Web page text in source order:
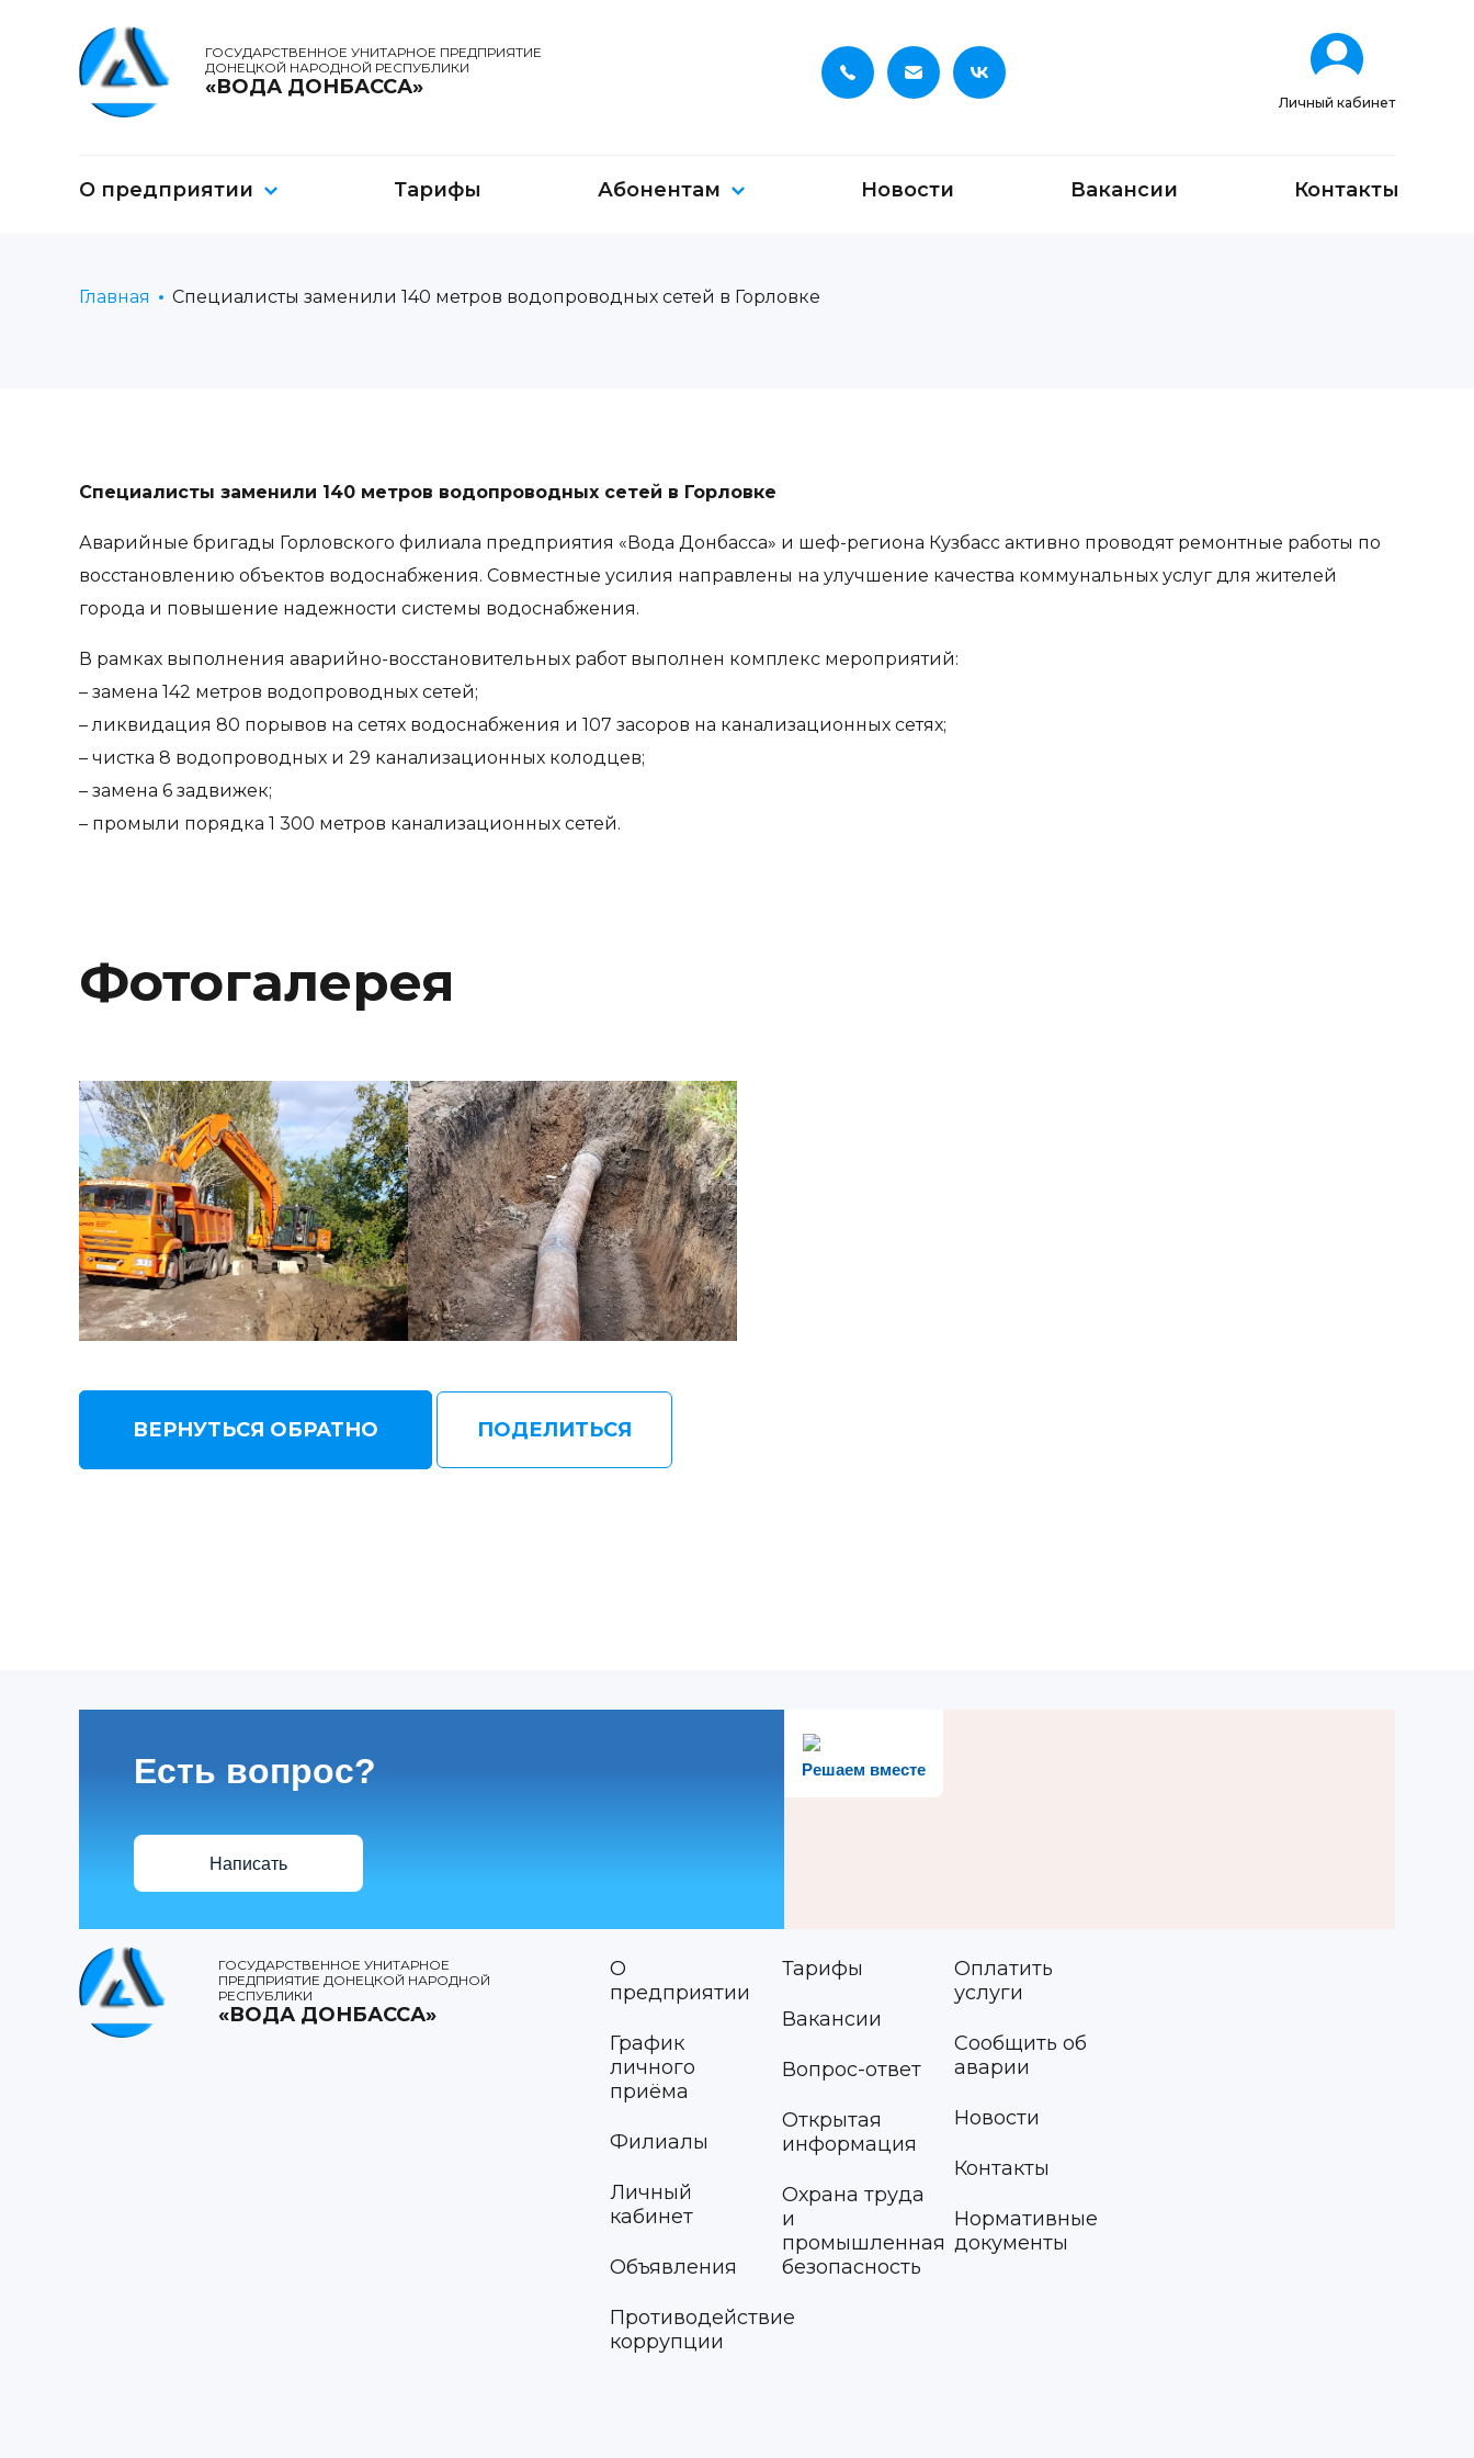
ГОСУДАРСТВЕННОЕ УНИТАРНОЕ ПРЕДПРИЯТИЕ
ДОНЕЦКОЙ НАРОДНОЙ РЕСПУБЛИКИ
«ВОДА ДОНБАССА»
Личный кабинет
О предприятии Тарифы Абонентам Новости Вакансии Контакты
Главная Специалисты заменили 140 метров водопроводных сетей в Горловке
Специалисты заменили 140 метров водопроводных сетей в Горловке
Аварийные бригады Горловского филиала предприятия «Вода Донбасса» и шеф-региона Кузбасс активно проводят ремонтные работы по
восстановлению объектов водоснабжения. Совместные усилия направлены на улучшение качества коммунальных услуг для жителей
города и повышение надежности системы водоснабжения.
В рамках выполнения аварийно-восстановительных работ выполнен комплекс мероприятий:
– замена 142 метров водопроводных сетей;
– ликвидация 80 порывов на сетях водоснабжения и 107 засоров на канализационных сетях;
– чистка 8 водопроводных и 29 канализационных колодцев;
– замена 6 задвижек;
– промыли порядка 1 300 метров канализационных сетей.
Фотогалерея
ВЕРНУТЬСЯ ОБРАТНО ПОДЕЛИТЬСЯ
Решаем вместе
Есть вопрос?
Написать
ГОСУДАРСТВЕННОЕ УНИТАРНОЕ
ПРЕДПРИЯТИЕ ДОНЕЦКОЙ НАРОДНОЙ
РЕСПУБЛИКИ
«ВОДА ДОНБАССА»
О
предприятии
График
личного
приёма
Филиалы
Личный
кабинет
Объявления
Противодействие
коррупции
Тарифы
Вакансии
Вопрос-ответ
Открытая
информация
Охрана труда
и
промышленная
безопасность
Оплатить
услуги
Сообщить об
аварии
Новости
Контакты
Нормативные
документы